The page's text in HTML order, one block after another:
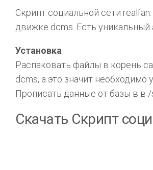
Скрипт социальной сети
движке dcms. Есть
Установка
Распаковать файлы в корень
dcms, а это значит
Прописать данные от базы в в
Скачать Скрипт